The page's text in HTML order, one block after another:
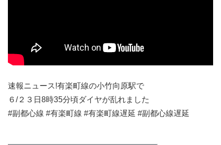
速報ニュース!有楽町線の小竹向原駅で
６/２３日8時35分頃ダイヤが乱れました
#副都心線 #有楽町線 #有楽町線遅延 #副都心線遅延